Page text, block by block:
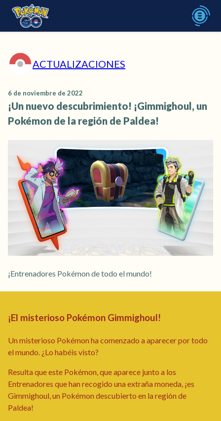
ACTUALIZACIONES
6 de noviembre de 2022
¡Un nuevo descubrimiento! ¡Gimmighoul, un
Pokémon de la región de Paldea!
¡Entrenadores Pokémon de todo el mundo!
¡El misterioso Pokémon Gimmighoul!
Un misterioso Pokémon ha comenzado a aparecer por todo
el mundo. ¿Lo habéis visto?
Resulta que este Pokémon, que aparece junto a los
Entrenadores que han recogido una extraña moneda, ¡es
Gimmighoul, un Pokémon descubierto en la región de
Paldea!